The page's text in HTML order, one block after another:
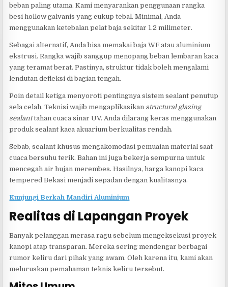
beban paling utama. Kami menyarankan penggunaan rangka
besi hollow galvanis yang cukup tebal. Minimal, Anda
menggunakan ketebalan pelat baja sekitar 1.2 milimeter.
Sebagai alternatif, Anda bisa memakai baja WF atau aluminium
ekstrusi. Rangka wajib sanggup menopang beban lembaran kaca
yang teramat berat. Pastinya, struktur tidak boleh mengalami
lendutan defleksi di bagian tengah.
Poin detail ketiga menyoroti pentingnya sistem sealant penutup
sela celah. Teknisi wajib mengaplikasikan structural glazing
sealanttahan cuaca sinar UV. Anda dilarang keras menggunakan
produk sealant kaca akuarium berkualitas rendah.
Sebab, sealant khusus mengakomodasi pemuaian material saat
cuaca bersuhu terik. Bahan ini juga bekerja sempurna untuk
mencegah air hujan merembes. Hasilnya, harga kanopi kaca
tempered Bekasi menjadi sepadan dengan kualitasnya.
Kunjungi Berkah Mandiri Aluminium
Realitas di Lapangan Proyek
Banyak pelanggan merasa ragu sebelum mengeksekusi proyek
kanopi atap transparan. Mereka sering mendengar berbagai
rumor keliru dari pihak yang awam. Oleh karena itu, kami akan
meluruskan pemahaman teknis keliru tersebut.